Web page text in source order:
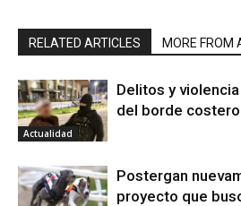
RELATED ARTICLES MORE FROM
Actualidad
Delitos y
del borde costero
Postergan
proyecto que